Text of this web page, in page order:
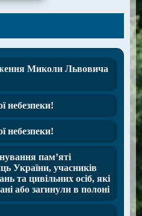
Миколи Львовича
небезпеки!
небезпеки!
пам’яті
України, учасників
та цивільних осіб, які
або загинули в полоні